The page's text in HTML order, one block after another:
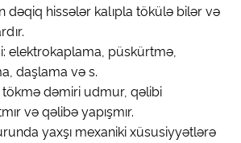
dəqiq hissələr kalıpla tökülə bilər və
elektrokaplama, püskürtmə,
daşlama və s.
tökmə dəmiri udmur, qəlibi
və qəlibə yapışmır.
yaxşı mexaniki xüsusiyyətlərə